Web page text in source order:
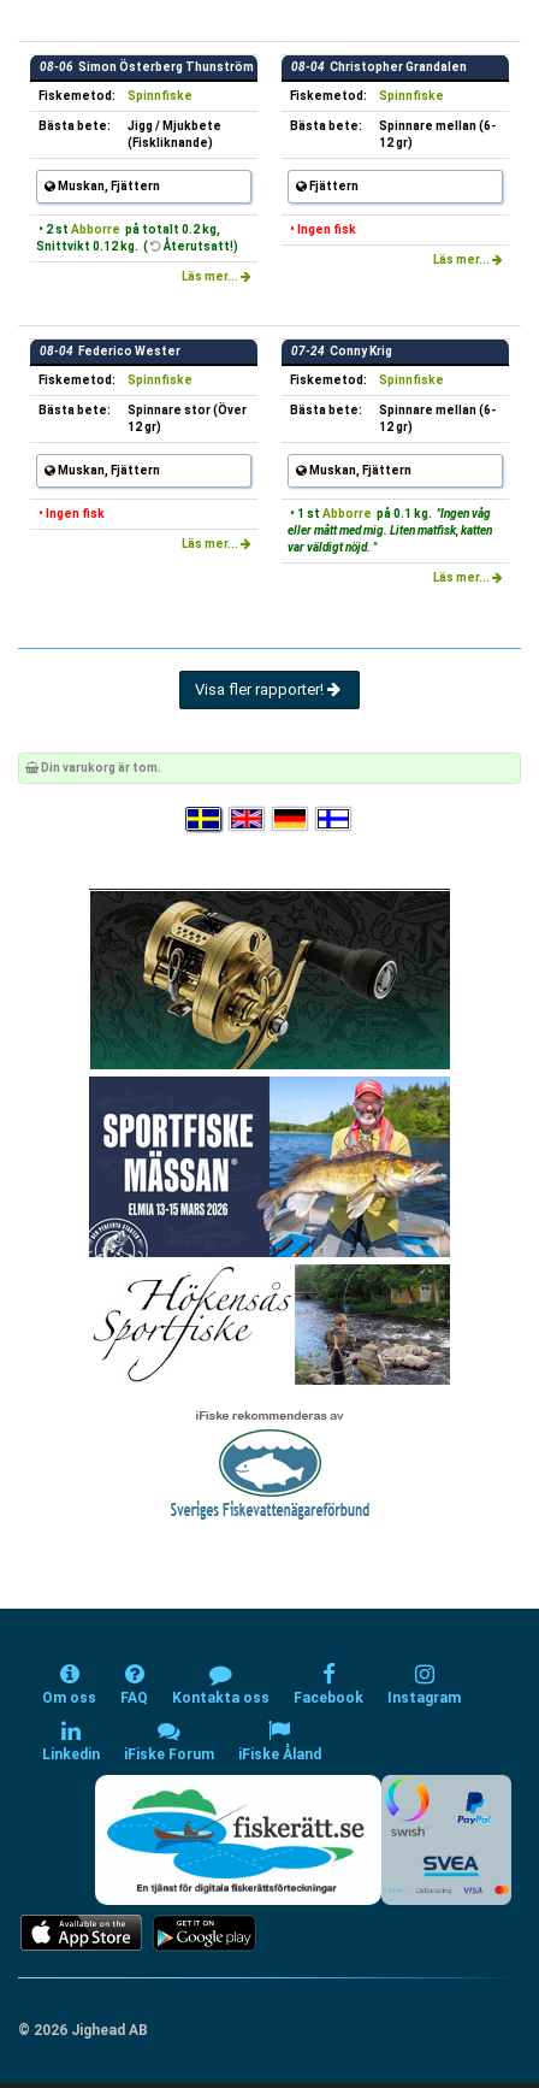
08-06 Simon Österberg Thunström
Fiskemetod: Spinnfiske
Bästa bete:
Jigg / Mjukbete
(Fiskliknande)
Muskan, Fjättern
• 2 st Abborre på totalt 0.2 kg,
Snittvikt 0.12 kg. (
Återutsatt!)
Läs mer...
08-04 Christopher Grandalen
Fiskemetod: Spinnfiske
Bästa bete:
Spinnare mellan (6-
12 gr)
Fjättern
• Ingen fisk
Läs mer...
08-04 Federico Wester
Fiskemetod: Spinnfiske
Bästa bete:
Spinnare stor (Över
12 gr)
Muskan, Fjättern
• Ingen fisk
Läs mer...
07-24 Conny Krig
Fiskemetod: Spinnfiske
Bästa bete:
Spinnare mellan (6-
12 gr)
Muskan, Fjättern
• 1 st Abborre på 0.1 kg. "Ingen våg
eller mått med mig. Liten matfisk, katten
var väldigt nöjd. "
Läs mer...
Visa fler rapporter!
Din varukorg är tom.
Om oss FAQ Kontakta oss Facebook Instagram
Linkedin iFiske Forum iFiske Åland
© 2026 Jighead AB